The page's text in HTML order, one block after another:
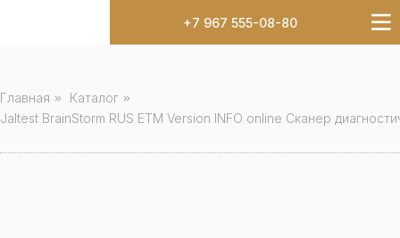
+7 967 555-08-80
Главная » Каталог »
Jaltest BrainStorm RUS ETM Version INFO online Сканер